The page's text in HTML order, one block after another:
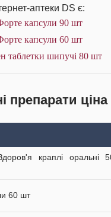
аптеки DS є:
капсули 90 шт
капсули 60 шт
таблетки шипучі 80 шт
препарати
краплі оральні
60 шт